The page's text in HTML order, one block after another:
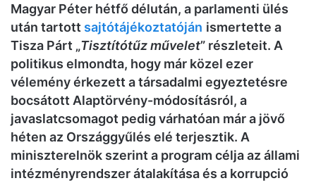
Magyar Péter hétfő délután, a parlamenti ülés
után tartott sajtótájékoztatóján ismertette a
Tisza Párt „Tisztítótűz művelet” részleteit. A
politikus elmondta, hogy már közel ezer
vélemény érkezett a társadalmi egyeztetésre
bocsátott Alaptörvény-módosításról, a
javaslatcsomagot pedig várhatóan már a jövő
héten az Országgyűlés elé terjesztik. A
miniszterelnök szerint a program célja az állami
intézményrendszer átalakítása és a korrupció